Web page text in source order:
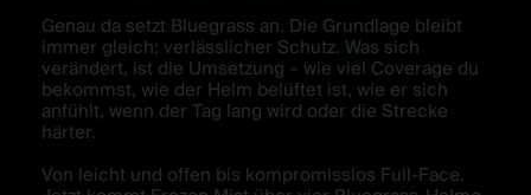
Genau da setzt Bluegrass an. Die Grundlage bleibt
immer gleich: verlässlicher Schutz. Was sich
verändert, ist die Umsetzung – wie viel Coverage du
bekommst, wie der Helm belüftet ist, wie er sich
anfühlt, wenn der Tag lang wird oder die Strecke
härter.
Von leicht und offen bis kompromisslos Full-Face.